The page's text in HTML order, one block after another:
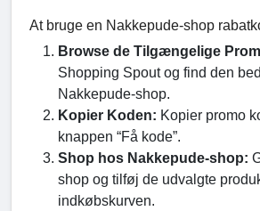
At bruge en Nakkepude-shop
Browse de Tilgængelige
Shopping Spout og find den
Nakkepude-shop.
Kopier Koden: Kopier promo
knappen “Få kode”.
Shop hos Nakkepude-shop:
shop og tilføj de udvalgte
indkøbskurven.